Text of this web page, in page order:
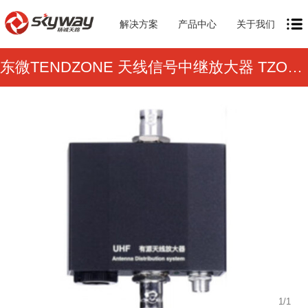
解决方案 产品中心 关于我们
东微TENDZONE 天线信号中继放大器 TZOL-WTZ-A101
1/1